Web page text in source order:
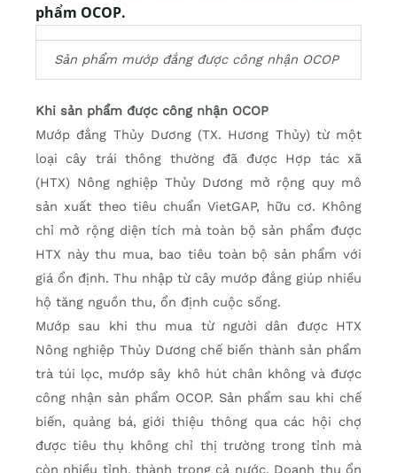
phẩm OCOP.
Sản phẩm mướp đắng được công nhận OCOP
Khi sản phẩm được công nhận OCOP
Mướp đắng Thủy Dương (TX. Hương Thủy) từ một
loại cây trái thông thường đã được Hợp tác xã
(HTX) Nông nghiệp Thủy Dương mở rộng quy mô
sản xuất theo tiêu chuẩn VietGAP, hữu cơ. Không
chỉ mở rộng diện tích mà toàn bộ sản phẩm được
HTX này thu mua, bao tiêu toàn bộ sản phẩm với
giá ổn định. Thu nhập từ cây mướp đắng giúp nhiều
hộ tăng nguồn thu, ổn định cuộc sống.
Mướp sau khi thu mua từ người dân được HTX
Nông nghiệp Thủy Dương chế biến thành sản phẩm
trà túi lọc, mướp sây khô hút chân không và được
công nhận sản phẩm OCOP. Sản phẩm sau khi chế
biến, quảng bá, giới thiệu thông qua các hội chợ
được tiêu thụ không chỉ thị trường trong tỉnh mà
còn nhiều tỉnh, thành trong cả nước. Doanh thu ổn